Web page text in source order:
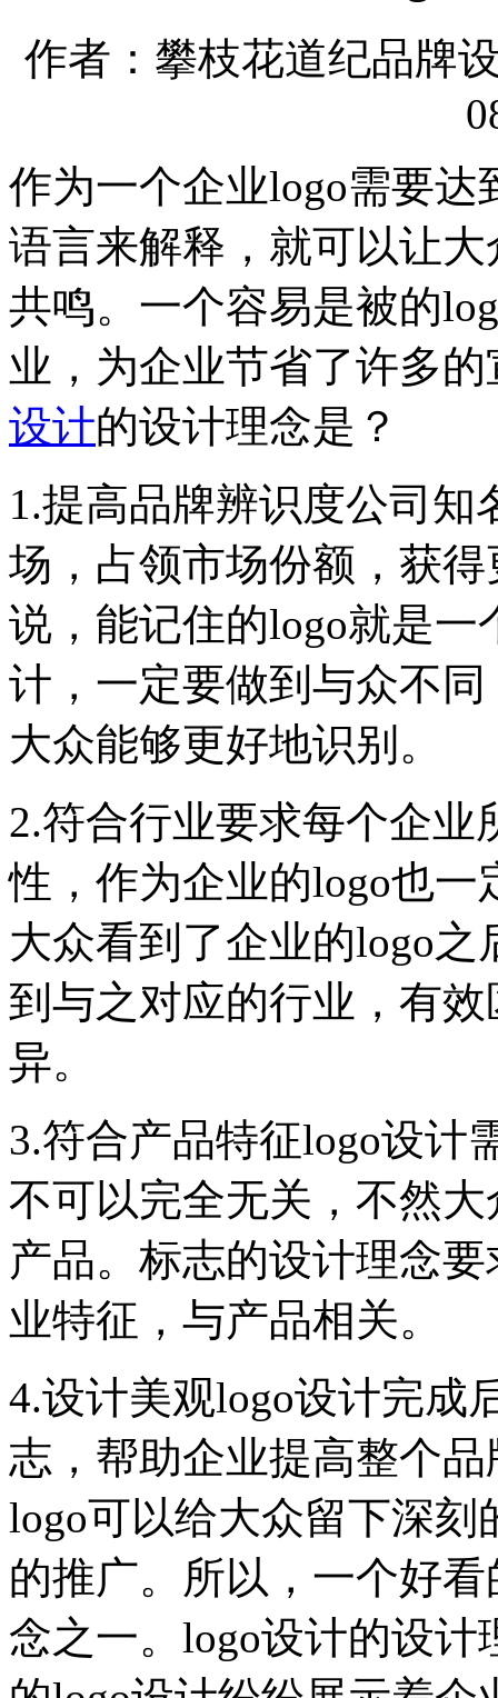
作者：攀枝花道纪品牌
作为一个企业logo需要
语言来解释，就可以让
共鸣。一个容易是被的
业，为企业节省了许多
设计的设计理念是？
1.提高品牌辨识度公司
场，占领市场份额，获
说，能记住的logo就是一
计，一定要做到与众不
大众能够更好地识别。
2.符合行业要求每个企
性，作为企业的logo也
大众看到了企业的logo
到与之对应的行业，有
异。
3.符合产品特征logo设计
不可以完全无关，不然
产品。标志的设计理念
业特征，与产品相关。
4.设计美观logo设计完成
志，帮助企业提高整个
logo可以给大众留下深
的推广。所以，一个好
念之一。logo设计的设